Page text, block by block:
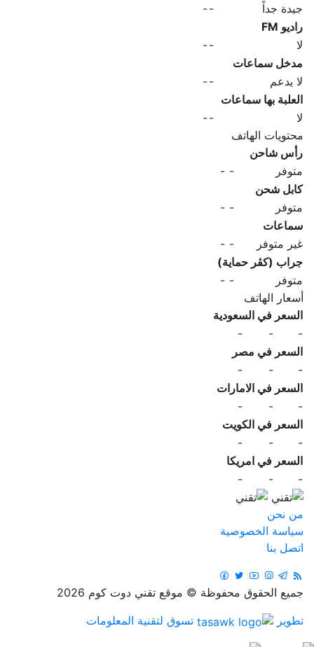
جيدة جداً
-
-
راديو FM
لا
-
-
مدخل سماعات
لا يدعم
-
-
العلبة بها سماعات
لا
-
-
محتويات الهاتف
رأس شاحن
متوفر
-
-
كابل شحن
متوفر
-
-
سماعات
غير متوفر
-
-
جراب (كڤر حماية)
متوفر
-
-
أسعار الهاتف
السعر في السعودية
-
-
-
السعر في مصر
-
-
-
السعر في الامارات
-
-
-
السعر في الكويت
-
-
-
السعر في امريكا
-
-
-
من نحن
سياسة الخصوصية
اتصل بنا
جميع الحقوق محفوظة © موقع تقني دوت كوم 2026
تطوير
تسوق لتقنية المعلومات